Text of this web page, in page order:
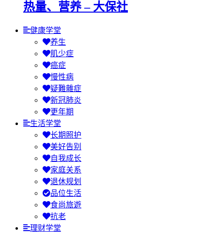
热量、营养 – 大保社
健康学堂
养生
肌少症
癌症
慢性病
疑難雜症
新冠肺炎
更年期
生活学堂
长期照护
美好告别
自我成长
家庭关系
退休规划
品位生活
食尚旅遊
抗老
理财学堂